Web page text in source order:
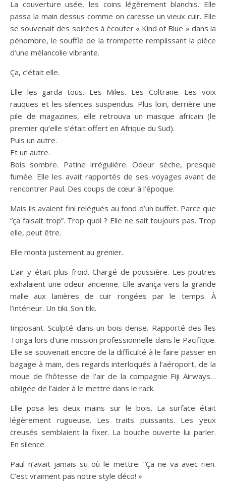
La couverture usée, les coins légèrement blanchis. Elle
passa la main dessus comme on caresse un vieux cuir. Elle
se souvenait des soirées à écouter « Kind of Blue » dans la
pénombre, le souffle de la trompette remplissant la pièce
d’une mélancolie vibrante.
Ça, c’était elle.
Elle les garda tous. Les Miles. Les Coltrane. Les voix
rauques et les silences suspendus. Plus loin, derrière une
pile de magazines, elle retrouva un masque africain (le
premier qu’elle s’était offert en Afrique du Sud).
Puis un autre.
Et un autre.
Bois sombre. Patine irrégulière. Odeur sèche, presque
fumée. Elle les avait rapportés de ses voyages avant de
rencontrer Paul. Des coups de cœur à l’époque.
Mais ils avaient fini relégués au fond d’un buffet. Parce que
“ça faisait trop”. Trop quoi ? Elle ne sait toujours pas. Trop
elle, peut être.
Elle monta justement au grenier.
L’air y était plus froid. Chargé de poussière. Les poutres
exhalaient une odeur ancienne. Elle avança vers la grande
malle aux lanières de cuir rongées par le temps. À
l’intérieur. Un tiki. Son tiki.
Imposant. Sculpté dans un bois dense. Rapporté des îles
Tonga lors d’une mission professionnelle dans le Pacifique.
Elle se souvenait encore de la difficulté à le faire passer en
bagage à main, des regards interloqués à l’aéroport, de la
moue de l’hôtesse de l’air de la compagnie Fiji Airways…
obligée de l’aider à le mettre dans le rack.
Elle posa les deux mains sur le bois. La surface était
légèrement rugueuse. Les traits puissants. Les yeux
creusés semblaient la fixer. La bouche ouverte lui parler.
En silence.
Paul n’avait jamais su où le mettre. “Ça ne va avec rien.
C’est vraiment pas notre style déco! »